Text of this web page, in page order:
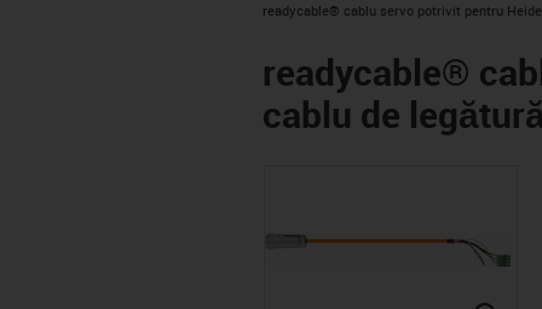
readycable® cablu servo potrivit pentru
readycable®
cablu de